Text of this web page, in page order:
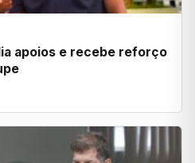
apoios e recebe reforço